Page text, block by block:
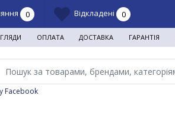
0 Відкладені 0
ОПЛАТА ДОСТАВКА ГАРАНТІЯ
Facebook